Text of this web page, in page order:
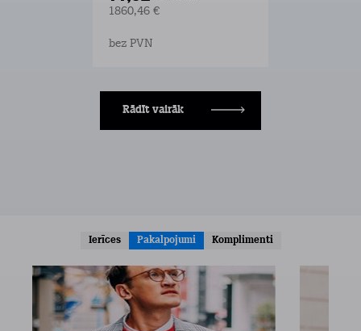
1860,46 €
bez PVN
Rādīt vairāk
Ierīces Pakalpojumi Komplimenti